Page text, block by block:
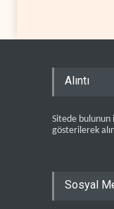
Alıntı
Sitede bulunun
gösterilerek
Sosyal